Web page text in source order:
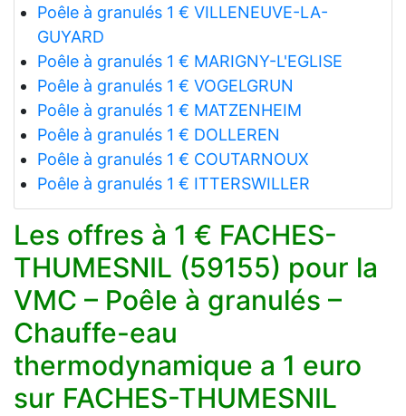
Poêle à granulés 1 € VILLENEUVE-LA-
GUYARD
Poêle à granulés 1 € MARIGNY-L'EGLISE
Poêle à granulés 1 € VOGELGRUN
Poêle à granulés 1 € MATZENHEIM
Poêle à granulés 1 € DOLLEREN
Poêle à granulés 1 € COUTARNOUX
Poêle à granulés 1 € ITTERSWILLER
Les offres à 1 € FACHES-
THUMESNIL (59155) pour la
VMC – Poêle à granulés –
Chauffe-eau
thermodynamique a 1 euro
sur FACHES-THUMESNIL